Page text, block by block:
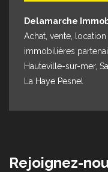
Delamarche
Achat, vente,
immobilières
Hauteville-sur-mer,
La Haye Pesnel
Rejoignez-